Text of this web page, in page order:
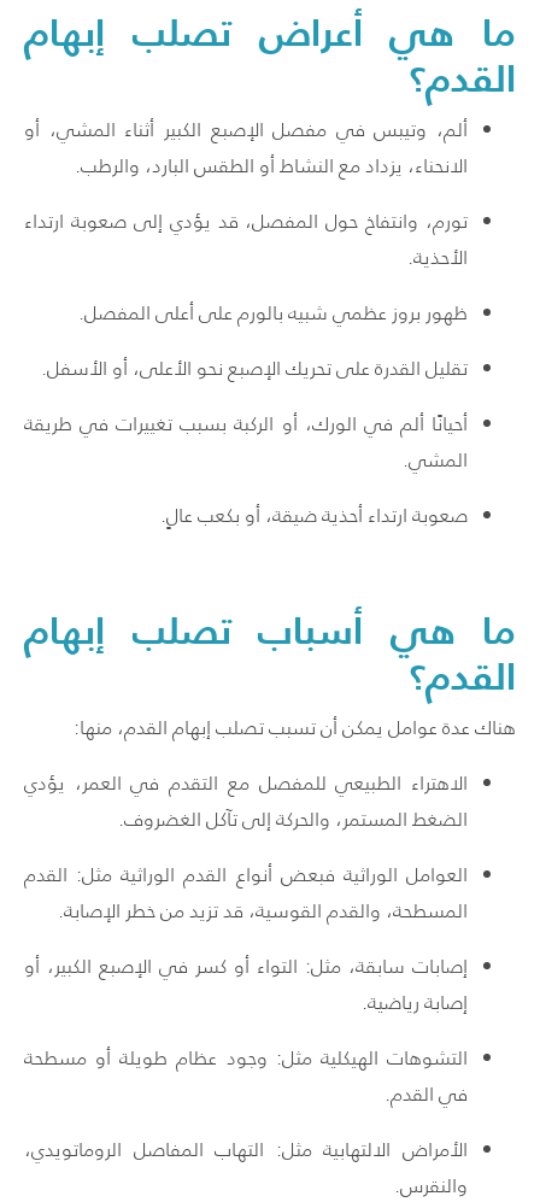
ما هي أعراض تصلب إبهام
القدم؟
ألم، وتيبس في مفصل الإصبع الكبير أثناء المشي، أو
الانحناء، يزداد مع النشاط أو الطقس البارد، والرطب.
تورم، وانتفاخ حول المفصل، قد يؤدي إلى صعوبة ارتداء
الأحذية.
ظهور بروز عظمي شبيه بالورم على أعلى المفصل.
تقليل القدرة على تحريك الإصبع نحو الأعلى، أو الأسفل.
أحيانًا ألم في الورك، أو الركبة بسبب تغييرات في طريقة
المشي.
صعوبة ارتداء أحذية ضيقة، أو بكعب عالٍ.
ما هي أسباب تصلب إبهام
القدم؟
هناك عدة عوامل يمكن أن تسبب تصلب إبهام القدم، منها:
الاهتراء الطبيعي للمفصل مع التقدم في العمر، يؤدي
الضغط المستمر، والحركة إلى تآكل الغضروف.
العوامل الوراثية فبعض أنواع القدم الوراثية مثل: القدم
المسطحة، والقدم القوسية، قد تزيد من خطر الإصابة.
إصابات سابقة، مثل: التواء أو كسر في الإصبع الكبير، أو
إصابة رياضية.
التشوهات الهيكلية مثل: وجود عظام طويلة أو مسطحة
في القدم.
الأمراض الالتهابية مثل: التهاب المفاصل الروماتويدي،
والنقرس.